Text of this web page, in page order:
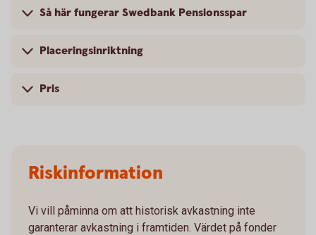
Så här fungerar Swedbank Pensionsspar
Placeringsinriktning
Pris
Riskinformation
Vi vill påminna om att historisk avkastning inte
garanterar avkastning i framtiden. Värdet på fonder